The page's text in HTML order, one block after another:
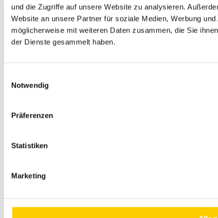
und die Zugriffe auf unsere Website zu analysieren.
Website an unsere Partner für soziale Medien, Werbung
möglicherweise mit weiteren Daten zusammen, die Sie
der Dienste gesammelt haben.
Notwendig
Präferenzen
Statistiken
Marketing
Tietosuojakäytäntö
© 2026 SITECH. All rights reserved.